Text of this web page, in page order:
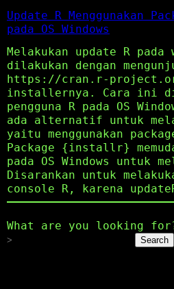
Update R Menggunakan
pada OS Windows
Melakukan update R pada
dilakukan dengan
https://cran.r-
installernya. Cara ini
pengguna R pada OS
ada alternatif untuk
yaitu menggunakan
Package {installr}
pada OS Windows untuk
Disarankan untuk
console R, karena
What are you looking
Search